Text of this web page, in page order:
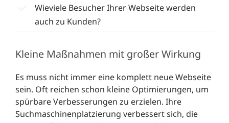
Wieviele Besucher Ihrer Webseite werden
auch zu Kunden?
Kleine Maßnahmen mit großer Wirkung
Es muss nicht immer eine komplett neue Webseite
sein. Oft reichen schon kleine Optimierungen, um
spürbare Verbesserungen zu erzielen. Ihre
Suchmaschinenplatzierung verbessert sich, die